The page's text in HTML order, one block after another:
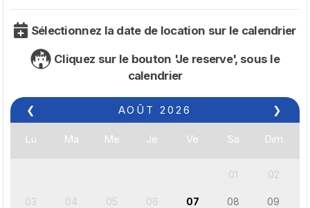
Sélectionnez la date de location sur le calendrier
Cliquez sur le bouton 'Je reserve', sous le
calendrier
❮ ❯
AOÛT 2026
Lu Ma Me Je Ve Sa Dim
01 02
03 04 05 06 07 08 09